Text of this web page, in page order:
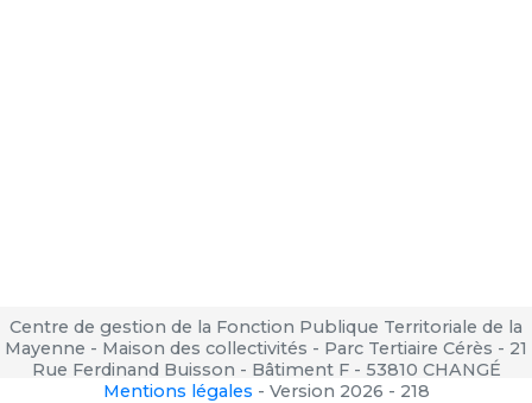
Centre de gestion de la Fonction Publique Territoriale de la
Mayenne - Maison des collectivités - Parc Tertiaire Cérès - 21
Rue Ferdinand Buisson - Bâtiment F - 53810 CHANGÉ
Mentions légales - Version 2026 - 218